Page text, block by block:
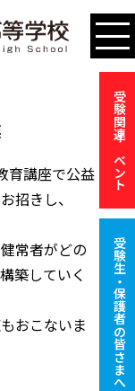
受験関連イベント
受験生・保護者の皆さまへ
育講座で公益
招きし、
常者がどの
築していく
おこないま